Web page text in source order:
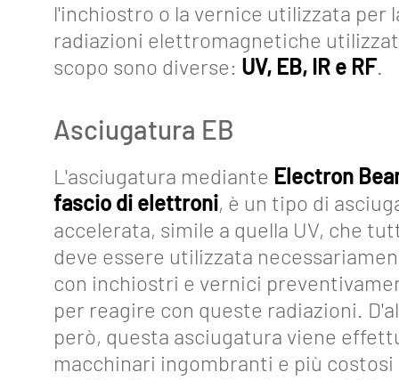
Funzionalità
Strumenti
Collegamenti
Industria
4.0
Eventi
l'inchiostro o la vernice utilizzata per
radiazioni elettromagnetiche
scopo sono diverse: UV, EB, IR e RF.
Asciugatura EB
L'asciugatura mediante Electron
fascio di elettroni, è un tipo di
accelerata, simile a quella UV, che
deve essere utilizzata
con inchiostri e vernici
per reagire con queste radiazioni.
però, questa asciugatura viene
macchinari ingombranti e più